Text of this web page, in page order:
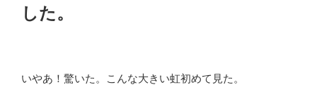
した。
いやあ！驚いた。こんな大きい虹初めて見た。